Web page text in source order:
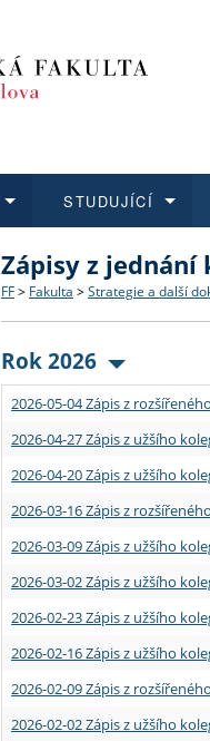
Struktura a historie
Strategie a další
Podpora a benefity pro
Absolventi fakulty
Co studovat a jak se
Učitelské studijní
Informace k průběhu
STUDUJÍCÍ
Bakalářské a magisterské
Doktorské studium
Rigorózní řízení
O vědě a výzkumu na FF
Akademické kvalifikace
Granty a projekty
Aktuální nabídky a
Vyjíždějící studenti
Přijíždějící studenti
Vyjíždějící zaměstnanci
Zápisy z jednání
FF > Fakulta > Strategie a další
Rok 2026
2026-05-04 Zápis z
2026-04-27 Zápis z užšího
2026-04-20 Zápis z užšího
2026-03-16 Zápis z
2026-03-09 Zápis z užšího
2026-03-02 Zápis z užšího
2026-02-23 Zápis z užšího
2026-02-16 Zápis z užšího
2026-02-09 Zápis z
2026-02-02 Zápis z užšího